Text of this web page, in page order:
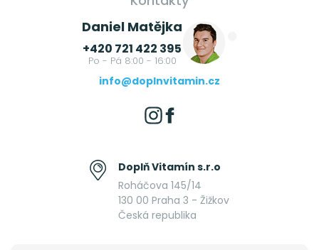
Daniel Matějka
+420 721 422 395
Po - Pá 8:00 - 16:00
info@doplnvitamin.cz
Doplň Vitamín s.r.o
Roháčova 145/14
130 00 Praha 3 - Žižkov
Česká republika